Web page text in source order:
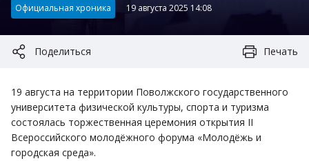
Категория:
Официальная хроника 19 августа 2025 14:08
Поделиться Печать
19 августа на территории Поволжского государственного
университета физической культуры, спорта и туризма
состоялась торжественная церемония открытия II
Всероссийского молодёжного форума «Молодёжь и
городская среда».